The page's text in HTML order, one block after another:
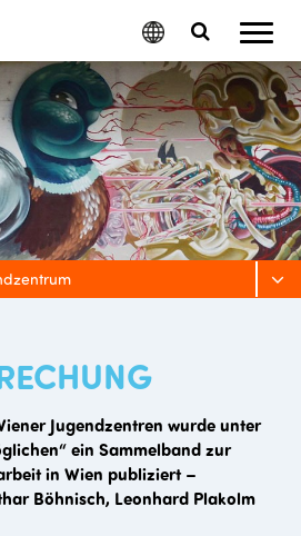
Menu
Toggle
Search
Google
Translate
Jugendzentren wurde unter
ein Sammelband zur
in Wien publiziert –
Böhnisch, Leonhard Plakolm